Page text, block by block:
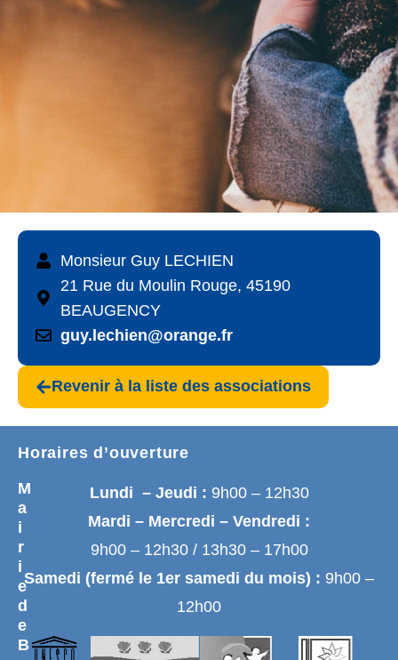
Monsieur Guy LECHIEN
21 Rue du Moulin Rouge, 45190
BEAUGENCY
guy.lechien@orange.fr
Revenir à la liste des associations
M
a
i
r
i
e
d
e
B
Horaires d’ouverture
Lundi – Jeudi : 9h00 – 12h30
Mardi – Mercredi – Vendredi :
9h00 – 12h30 / 13h30 – 17h00
Samedi (fermé le 1er samedi du mois) : 9h00 –
12h00